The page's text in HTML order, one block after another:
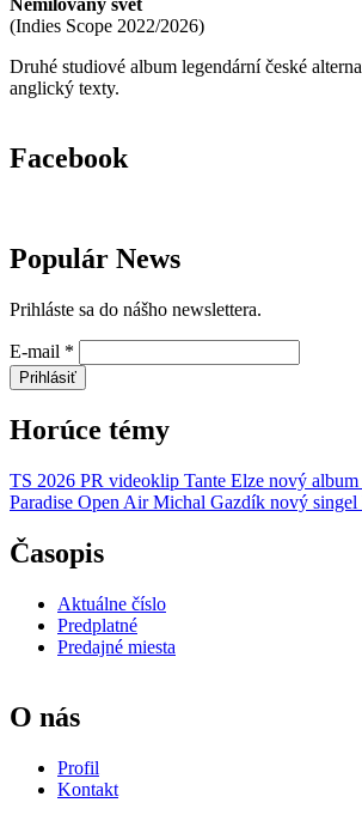
(Indies Scope 2022/2026)
Druhé studiové album legendární české
anglický texty.
Facebook
Populár News
Prihláste sa do nášho newslettera.
E-mail *
Prihlásiť
Horúce témy
TS 2026 PR videoklip Tante Elze nový album
Paradise Open Air Michal Gazdík nový singel
Časopis
Aktuálne číslo
Predplatné
Predajné miesta
O nás
Profil
Kontakt